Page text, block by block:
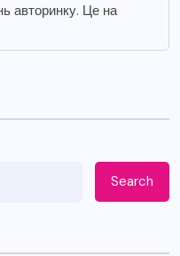
авторинку. Це на
Search